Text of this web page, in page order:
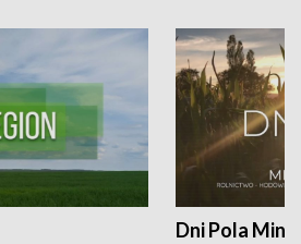
Dni Pola